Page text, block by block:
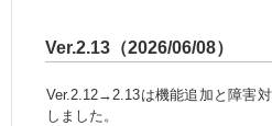
Ver.2.13（2026/06/08）
Ver.2.12→2.13は機能追加と障害
しました。